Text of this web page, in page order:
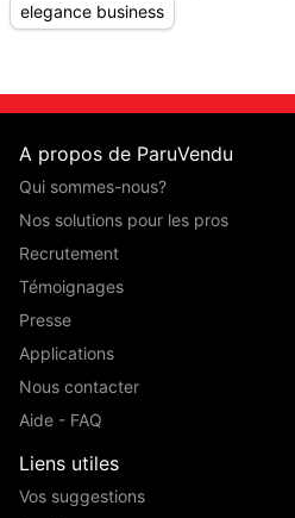
elegance business
A propos de ParuVendu
Qui sommes-nous?
Nos solutions pour les pros
Recrutement
Témoignages
Presse
Applications
Nous contacter
Aide - FAQ
Liens utiles
Vos suggestions